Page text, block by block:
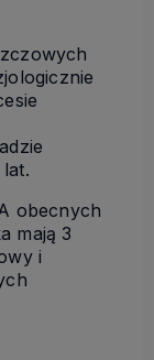
obecnych
mają 3
i